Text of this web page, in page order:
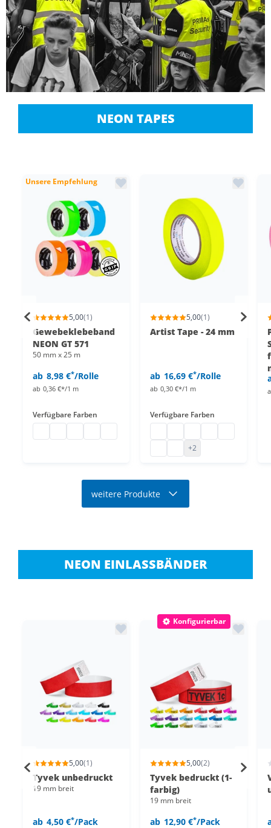
NEON TAPES
Unsere Empfehlung
5,00(1)
Gewebeklebeband
NEON GT 571
50 mm x 25 m
ab 8,98 €*/Rolle
ab 0,36 €*/1 m
Verfügbare Farben
5,00(1)
Artist Tape - 24 mm
ab 16,69 €*/Rolle
ab 0,30 €*/1 m
Verfügbare Farben
Artist Tape
Artist Tape
+2
weitere Produkte
NEON EINLASSBÄNDER
5,00(1)
Tyvek unbedruckt
19 mm breit
ab 4,50 €*/Pack
Konfigurierbar
5,00(2)
Tyvek bedruckt (1-
farbig)
19 mm breit
ab 12,90 €*/Pack